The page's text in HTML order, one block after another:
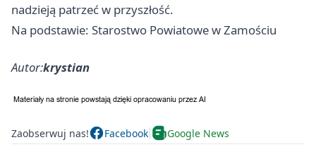
nadzieją patrzeć w przyszłość.
Na podstawie: Starostwo Powiatowe w Zamościu
Autor:krystian
Zaobserwuj nas! Facebook Google News